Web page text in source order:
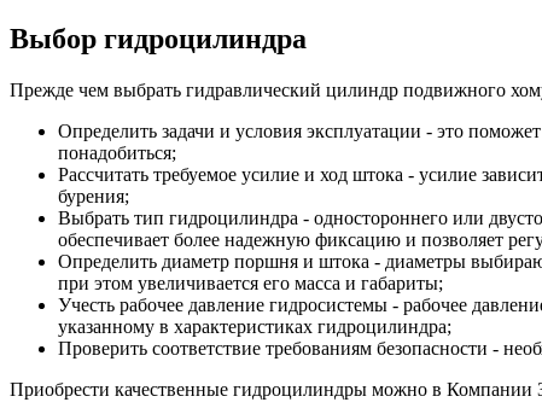
Выбор гидроцилиндра
Прежде чем выбрать гидравлический цилиндр подвижного
Определить задачи и условия эксплуатации - это
понадобиться;
Рассчитать требуемое усилие и ход штока - усилие
бурения;
Выбрать тип гидроцилиндра - одностороннего или
обеспечивает более надежную фиксацию и позволяет
Определить диаметр поршня и штока - диаметры
при этом увеличивается его масса и габариты;
Учесть рабочее давление гидросистемы - рабочее
указанному в характеристиках гидроцилиндра;
Проверить соответствие требованиям безопасности -
Приобрести качественные гидроцилиндры можно в Компании